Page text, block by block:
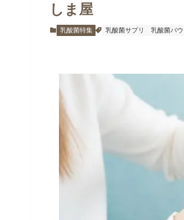
しま屋
乳酸菌特集 乳酸菌サプリ 乳酸菌パ